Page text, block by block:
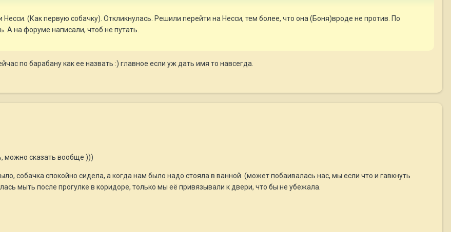
Несси. (Как первую собачку). Откликнулась. Решили перейти на Несси, тем более, что она (Боня)вроде не против. По
А на форуме написали, чтоб не путать.
по барабану как ее назвать :) главное если уж дать имя то навсегда.
можно сказать вообще )))
собачка спокойно сидела, а когда нам было надо стояла в ванной. (может побаивалась нас, мы если что и гавкнуть
мыть после прогулке в коридоре, только мы её привязывали к двери, что бы не убежала.